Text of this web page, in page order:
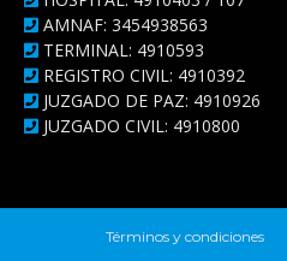
AMNAF: 3454938563
TERMINAL: 4910593
REGISTRO CIVIL: 4910392
JUZGADO DE PAZ: 4910926
JUZGADO CIVIL: 4910800
Términos y condiciones